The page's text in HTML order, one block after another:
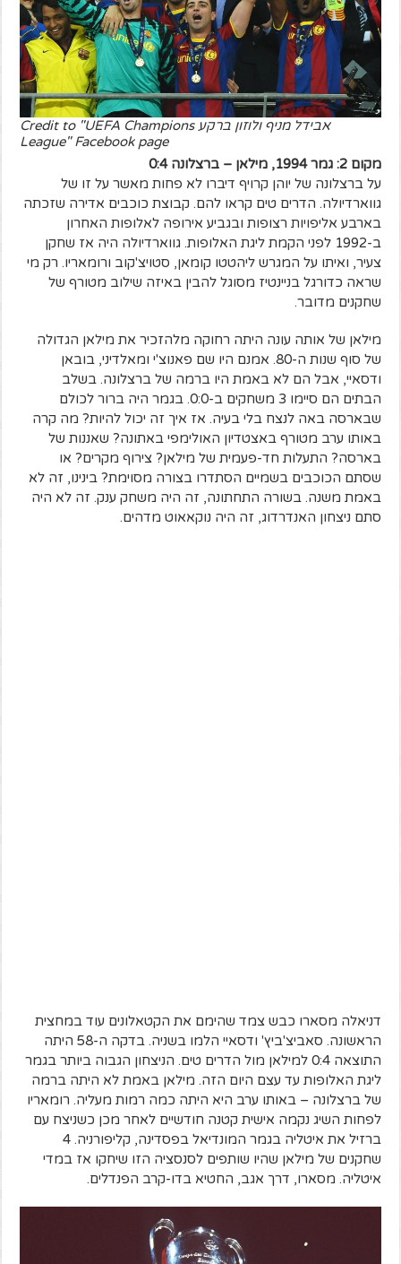
אבידל מניף ולוזון ברקע Credit to "UEFA Champions
League" Facebook page
מקום 2: גמר 1994, מילאן – ברצלונה 0:4
על ברצלונה של יוהן קרויף דיברו לא פחות מאשר על זו של
גווארדיולה. הדרים טים קראו להם. קבוצת כוכבים אדירה שזכתה
בארבע אליפויות רצופות ובגביע אירופה לאלופות האחרון
ב-1992 לפני הקמת ליגת האלופות. גווארדיולה היה אז שחקן
צעיר, ואיתו על המגרש ליהטטו קומאן, סטויצ'קוב ורומאריו. רק מי
שראה כדורגל בניינטיז מסוגל להבין באיזה שילוב מטורף של
שחקנים מדובר.
מילאן של אותה עונה היתה רחוקה מלהזכיר את מילאן הגדולה
של סוף שנות ה-80. אמנם היו שם פאנוצ'י ומאלדיני, בובאן
ודסאיי, אבל הם לא באמת היו ברמה של ברצלונה. בשלב
הבתים הם סיימו 3 משחקים ב-0:0. בגמר היה ברור לכולם
שבארסה באה לנצח בלי בעיה. אז איך זה יכול להיות? מה קרה
באותו ערב מטורף באצטדיון האולימפי באתונה? שאננות של
בארסה? התעלות חד-פעמית של מילאן? צירוף מקרים? או
שסתם הכוכבים בשמיים הסתדרו בצורה מסוימת? בינינו, זה לא
באמת משנה. בשורה התחתונה, זה היה משחק ענק. זה לא היה
סתם ניצחון האנדרדוג, זה היה נוקאאוט מדהים.
דניאלה מסארו כבש צמד שהימם את הקטאלונים עוד במחצית
הראשונה. סאביצ'ביץ' ודסאיי הלמו בשניה. בדקה ה-58 היתה
התוצאה 0:4 למילאן מול הדרים טים. הניצחון הגבוה ביותר בגמר
ליגת האלופות עד עצם היום הזה. מילאן באמת לא היתה ברמה
של ברצלונה – באותו ערב היא היתה כמה רמות מעליה. רומאריו
לפחות השיג נקמה אישית קטנה חודשיים לאחר מכן כשניצח עם
ברזיל את איטליה בגמר המונדיאל בפסדינה, קליפורניה. 4
שחקנים של מילאן שהיו שותפים לסנסציה הזו שיחקו אז במדי
איטליה. מסארו, דרך אגב, החטיא בדו-קרב הפנדלים.